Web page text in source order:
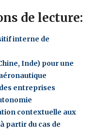
de lecture:
interne de
Inde) pour une
entreprises
contextuelle aux
partir du cas de